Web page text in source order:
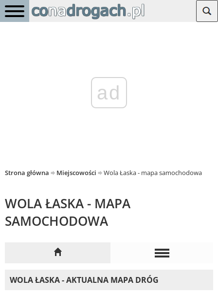
ad
Strona główna Miejscowości Wola Łaska - mapa samochodowa
WOLA ŁASKA - MAPA
SAMOCHODOWA
WOLA ŁASKA - AKTUALNA MAPA DRÓG